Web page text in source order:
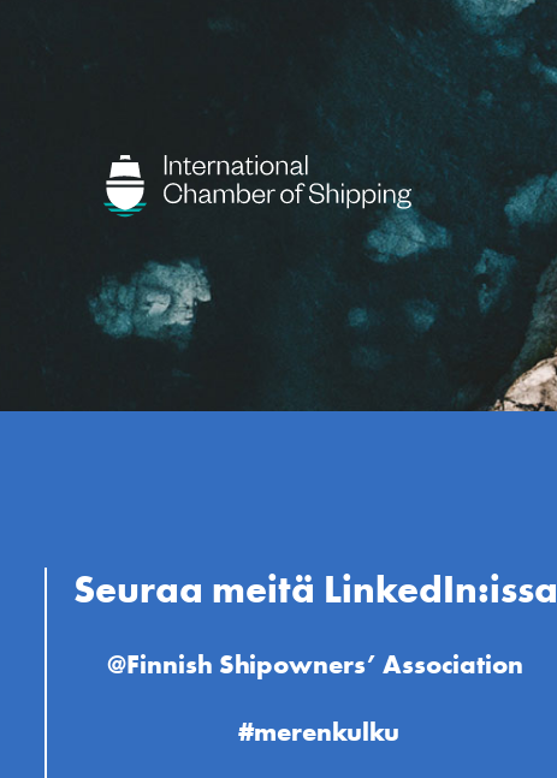
Seuraa meitä LinkedIn:issa
@Finnish Shipowners’ Association
#merenkulku